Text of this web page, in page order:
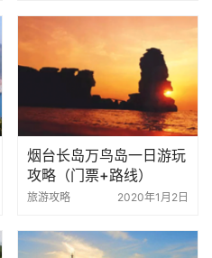
烟台长岛万鸟岛一日游玩
攻略（门票+路线）
旅游攻略 2020年1月2日